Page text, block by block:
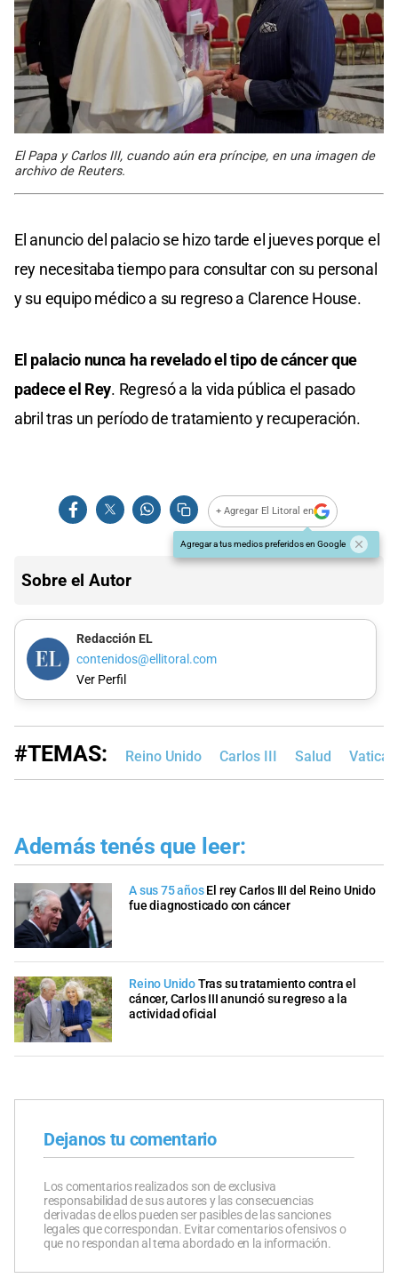
El Papa y Carlos III, cuando aún era príncipe, en una imagen de
archivo de Reuters.
El anuncio del palacio se hizo tarde el jueves porque el
rey necesitaba tiempo para consultar con su personal
y su equipo médico a su regreso a Clarence House.
El palacio nunca ha revelado el tipo de cáncer que
padece el Rey. Regresó a la vida pública el pasado
abril tras un período de tratamiento y recuperación.
+ Agregar El Litoral en
Agregar a tus medios preferidos en Google
Sobre el Autor
Redacción EL
contenidos@ellitoral.com
Ver Perfil
#TEMAS: Reino Unido Carlos III Salud
Además tenés que leer:
A sus 75 años El rey Carlos III del Reino Unido
fue diagnosticado con cáncer
Reino UnidoTras su tratamiento contra el
cáncer, Carlos III anunció su regreso a la
actividad oficial
Dejanos tu comentario
Los comentarios realizados son de exclusiva
responsabilidad de sus autores y las consecuencias
derivadas de ellos pueden ser pasibles de las sanciones
legales que correspondan. Evitar comentarios ofensivos o
que no respondan al tema abordado en la información.